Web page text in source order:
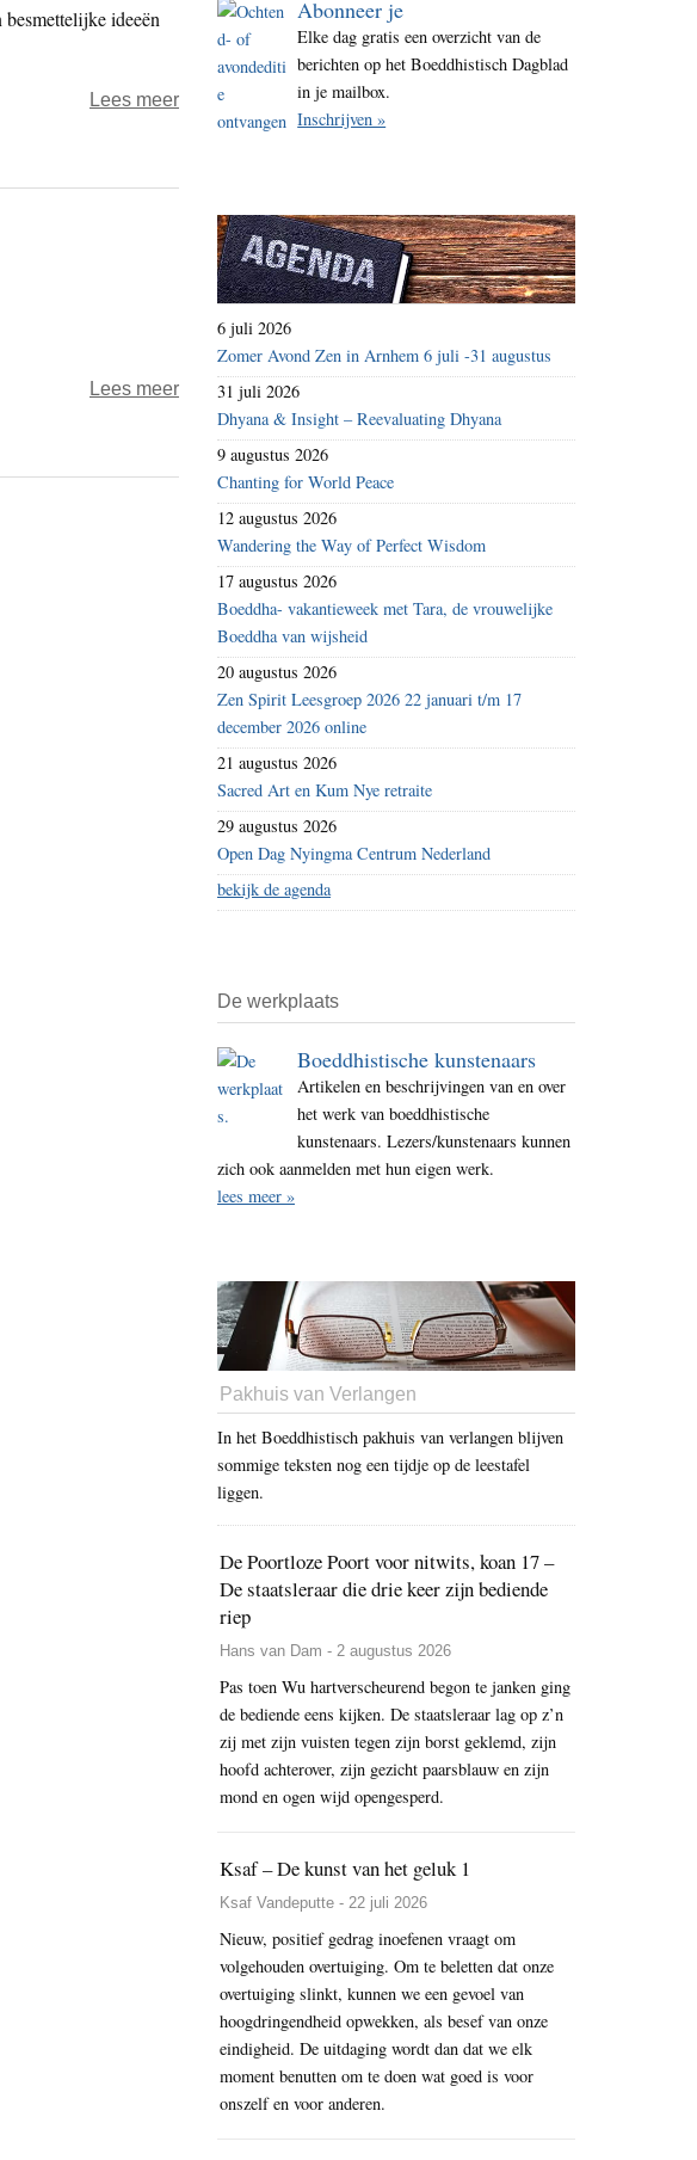
i
t
ideeën
Lees meerover
Waarom
hun
leven
anderen
Lees meerover
Waarom
mensen
hun
leven
achter
ideeën
aanhollen
Abonneer je
Elke dag gratis een overzicht van de
berichten op het Boeddhistisch Dagblad
in je mailbox.
Inschrijven »
6 juli 2026
Zomer Avond Zen in Arnhem 6 juli -31 augustus
31 juli 2026
Dhyana & Insight – Reevaluating Dhyana
9 augustus 2026
Chanting for World Peace
12 augustus 2026
Wandering the Way of Perfect Wisdom
17 augustus 2026
Boeddha- vakantieweek met Tara, de vrouwelijke
Boeddha van wijsheid
20 augustus 2026
Zen Spirit Leesgroep 2026 22 januari t/m 17
december 2026 online
21 augustus 2026
Sacred Art en Kum Nye retraite
29 augustus 2026
Open Dag Nyingma Centrum Nederland
bekijk de agenda
De werkplaats
Boeddhistische kunstenaars
Artikelen en beschrijvingen van en over
het werk van boeddhistische
kunstenaars. Lezers/kunstenaars kunnen
zich ook aanmelden met hun eigen werk.
lees meer »
Pakhuis van Verlangen
In het Boeddhistisch pakhuis van verlangen blijven
sommige teksten nog een tijdje op de leestafel
liggen.
De Poortloze Poort voor nitwits, koan 17 –
De staatsleraar die drie keer zijn bediende
riep
Hans van Dam - 2 augustus 2026
Pas toen Wu hartverscheurend begon te janken ging
de bediende eens kijken. De staatsleraar lag op z’n
zij met zijn vuisten tegen zijn borst geklemd, zijn
hoofd achterover, zijn gezicht paarsblauw en zijn
mond en ogen wijd opengesperd.
Ksaf – De kunst van het geluk 1
Ksaf Vandeputte - 22 juli 2026
Nieuw, positief gedrag inoefenen vraagt om
volgehouden overtuiging. Om te beletten dat onze
overtuiging slinkt, kunnen we een gevoel van
hoogdringendheid opwekken, als besef van onze
eindigheid. De uitdaging wordt dan dat we elk
moment benutten om te doen wat goed is voor
onszelf en voor anderen.